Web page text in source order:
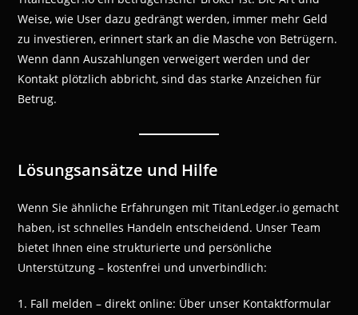
Weise, wie User dazu gedrängt werden, immer mehr Geld
zu investieren, erinnert stark an die Masche von Betrügern.
Wenn dann Auszahlungen verweigert werden und der
Kontakt plötzlich abbricht, sind das starke Anzeichen für
Betrug.
Lösungsansätze und Hilfe
Wenn Sie ähnliche Erfahrungen mit TitanLedger.io gemacht
haben, ist schnelles Handeln entscheidend. Unser Team
bietet Ihnen eine strukturierte und persönliche
Unterstützung – kostenfrei und unverbindlich:
1. Fall melden – direkt online: Über unser Kontaktformular